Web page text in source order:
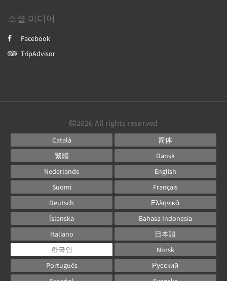
소셜 미디어
Facebook
TripAdvisor
2026 All rights reserved
Català
简体
繁體
Dansk
Nederlands
English
Suomi
Français
Deutsch
Ελληνικά
Íslenska
Bahasa Indonesia
Italiano
日本語
한국인
Norsk
Português
Русский